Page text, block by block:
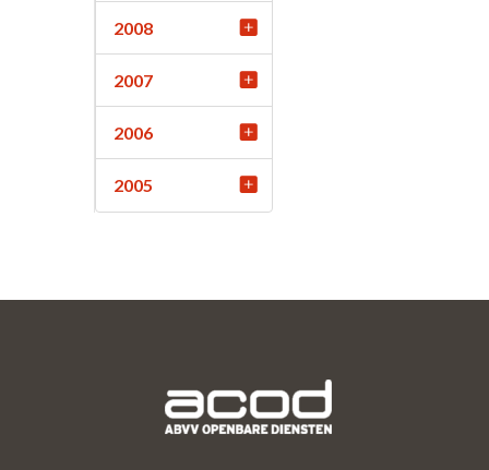
2008
2007
2006
2005